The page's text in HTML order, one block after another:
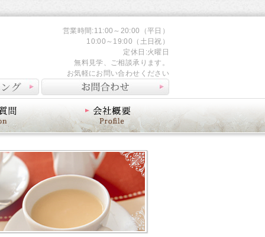
営業時間:11:00～20:00（平日）
10:00～19:00（土日祝）
定休日:火曜日
無料見学、ご相談承ります。
お気軽にお問い合わせください